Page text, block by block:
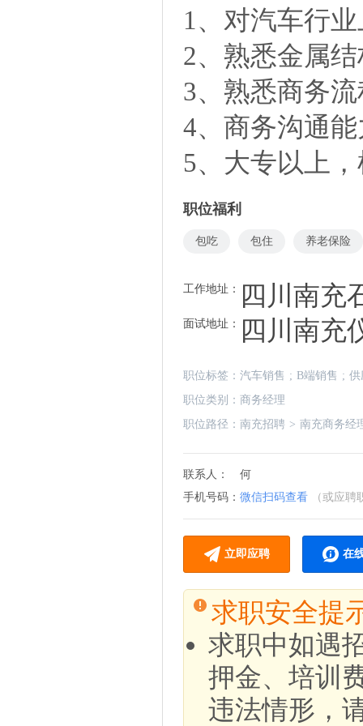
1、对汽车行
2、熟悉金属
3、熟悉商务
4、商务沟通
5、大专以上
职位福利
包吃 包住 养老保险
工作地址： 四川南充
面试地址： 四川南充
职位标签： 汽车销售 ; B端销售 ; 供
职位类别： 商务经理
职位路径： 南充招聘 > 南充商务经
联系人：
何
手机号码： 微信扫码查看 （或应聘
立即应聘 在
求职安全提
求职中如遇
押金、培训
违法情形，